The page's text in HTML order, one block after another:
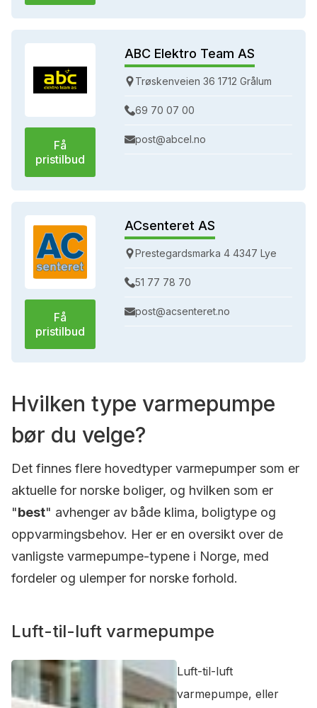
Få
pristilbud
ABC Elektro Team AS
Trøskenveien 36 1712 Grålum
69 70 07 00
post@abcel.no
Få
pristilbud
ACsenteret AS
Prestegardsmarka 4 4347 Lye
51 77 78 70
post@acsenteret.no
Hvilken type varmepumpe
bør du velge?
Det finnes flere hovedtyper varmepumper som er
aktuelle for norske boliger, og hvilken som er
"best" avhenger av både klima, boligtype og
oppvarmingsbehov. Her er en oversikt over de
vanligste varmepumpe-typene i Norge, med
fordeler og ulemper for norske forhold.
Luft-til-luft varmepumpe
Luft-til-luft
varmepumpe, eller